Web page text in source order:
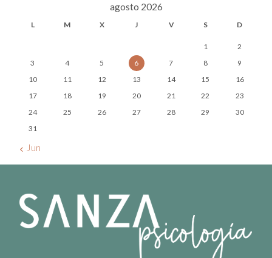
agosto 2026
L M X J V S D
1
2
3
4 5 6 7 8
9
10
11 12 13 14 15
16
17
18 19 20 21 22
23
24
25 26 27 28 29
30
31
« Jun